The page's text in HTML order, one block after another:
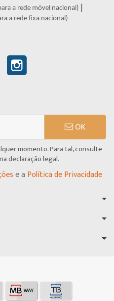
a rede móvel nacional) |
a rede fixa nacional)
YouTube
OK
momento. Para tal, consulte
declaração legal.
e a Política de Privacidade